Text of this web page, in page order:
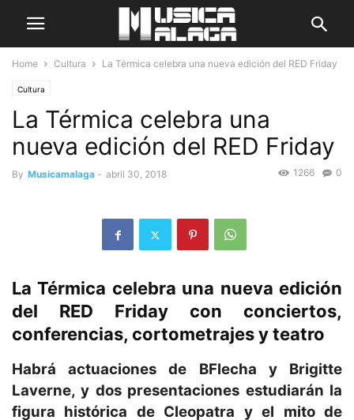
Home Cultura La Térmica celebra una nueva edición del RED Friday
Cultura
La Térmica celebra una
nueva edición del RED Friday
By Musicamalaga - abril 30, 2018 0
1266
La Térmica celebra una nueva edición
del RED Friday con conciertos,
conferencias, cortometrajes y teatro
Habrá actuaciones de BFlecha y Brigitte
Laverne, y dos presentaciones estudiarán la
figura histórica de Cleopatra y el mito de